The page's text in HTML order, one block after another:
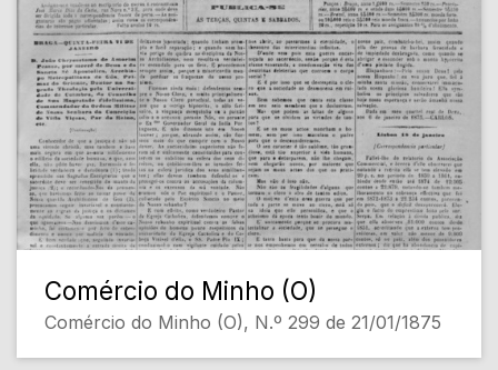
Comércio do Minho (O)
Comércio do Minho (O), N.º 299 de 21/01/1875